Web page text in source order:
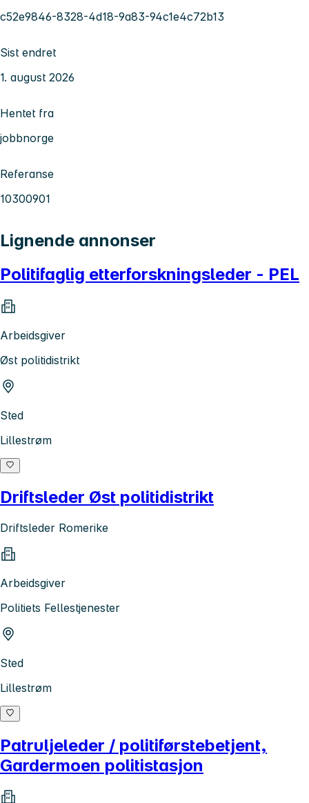
c52e9846-8328-4d18-9a83-94c1e4c72b13
Sist endret
1. august 2026
Hentet fra
jobbnorge
Referanse
10300901
Lignende annonser
Politifaglig etterforskningsleder - PEL
Arbeidsgiver
Øst politidistrikt
Sted
Lillestrøm
Driftsleder Øst politidistrikt
Driftsleder Romerike
Arbeidsgiver
Politiets Fellestjenester
Sted
Lillestrøm
Patruljeleder / politiførstebetjent,
Gardermoen politistasjon